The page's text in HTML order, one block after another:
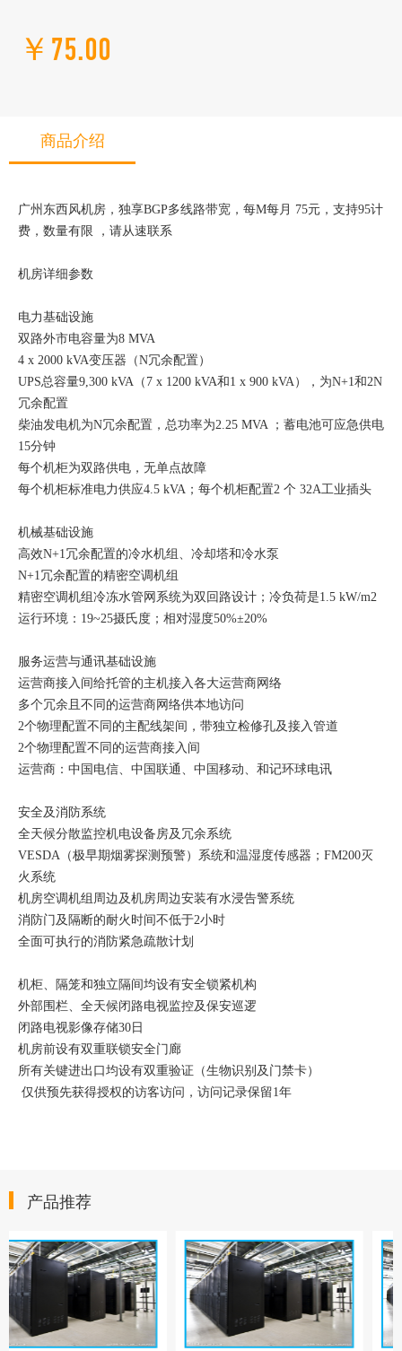
￥75.00
商品介绍
广州东西风机房，独享BGP多线路带宽，每M每月 75元，支持95计
费，数量有限 ，请从速联系
机房详细参数
电力基础设施
双路外市电容量为8 MVA
4 x 2000 kVA变压器（N冗余配置）
UPS总容量9,300 kVA（7 x 1200 kVA和1 x 900 kVA），为N+1和2N
冗余配置
柴油发电机为N冗余配置，总功率为2.25 MVA ；蓄电池可应急供电
15分钟
每个机柜为双路供电，无单点故障
每个机柜标准电力供应4.5 kVA；每个机柜配置2 个 32A工业插头
机械基础设施
高效N+1冗余配置的冷水机组、冷却塔和冷水泵
N+1冗余配置的精密空调机组
精密空调机组冷冻水管网系统为双回路设计；冷负荷是1.5 kW/m2
运行环境：19~25摄氏度；相对湿度50%±20%
服务运营与通讯基础设施
运营商接入间给托管的主机接入各大运营商网络
多个冗余且不同的运营商网络供本地访问
2个物理配置不同的主配线架间，带独立检修孔及接入管道
2个物理配置不同的运营商接入间
运营商：中国电信、中国联通、中国移动、和记环球电讯
安全及消防系统
全天候分散监控机电设备房及冗余系统
VESDA（极早期烟雾探测预警）系统和温湿度传感器；FM200灭
火系统
机房空调机组周边及机房周边安装有水浸告警系统
消防门及隔断的耐火时间不低于2小时
全面可执行的消防紧急疏散计划
机柜、隔笼和独立隔间均设有安全锁紧机构
外部围栏、全天候闭路电视监控及保安巡逻
闭路电视影像存储30日
机房前设有双重联锁安全门廊
所有关键进出口均设有双重验证（生物识别及门禁卡）
仅供预先获得授权的访客访问，访问记录保留1年
产品推荐